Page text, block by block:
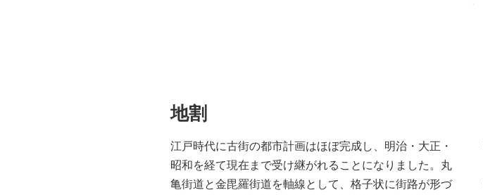
地割
江戸時代に古街の都市計画はほぼ完成し、明治・大正・
昭和を経て現在まで受け継がれることになりました。丸
亀街道と金毘羅街道を軸線として、格子状に街路が形づ